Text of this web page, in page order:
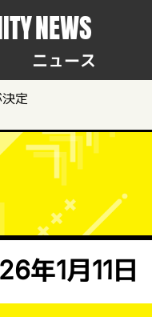
NEWS
ニュース
定
年1月11日